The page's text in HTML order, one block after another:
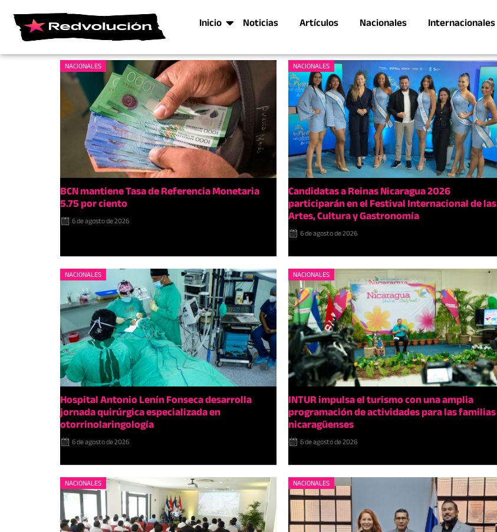
Inicio Noticias Artículos Nacionales Internacionales
NACIONALES
BCN mantiene Tasa de Referencia Monetaria
5.75 por ciento
6 de agosto de 2026
NACIONALES
Candidatas a Reinas Nicaragua 2026
participarán en el Festival Internacional de las
Artes, Cultura y Gastronomía
6 de agosto de 2026
NACIONALES
Hospital Antonio Lenín Fonseca desarrolla
jornada quirúrgica especializada en
otorrinolaringología
6 de agosto de 2026
NACIONALES
INTUR impulsa el turismo con una amplia
programación de actividades para las familias
nicaragüenses
6 de agosto de 2026
NACIONALES NACIONALES